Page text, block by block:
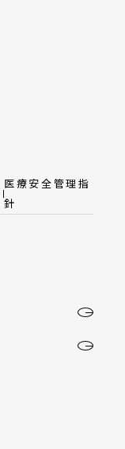
医療安全管理指
針
子
メ
子